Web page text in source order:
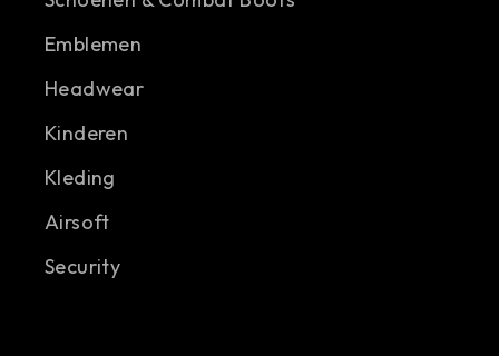
Emblemen
Headwear
Kinderen
Kleding
Airsoft
Security